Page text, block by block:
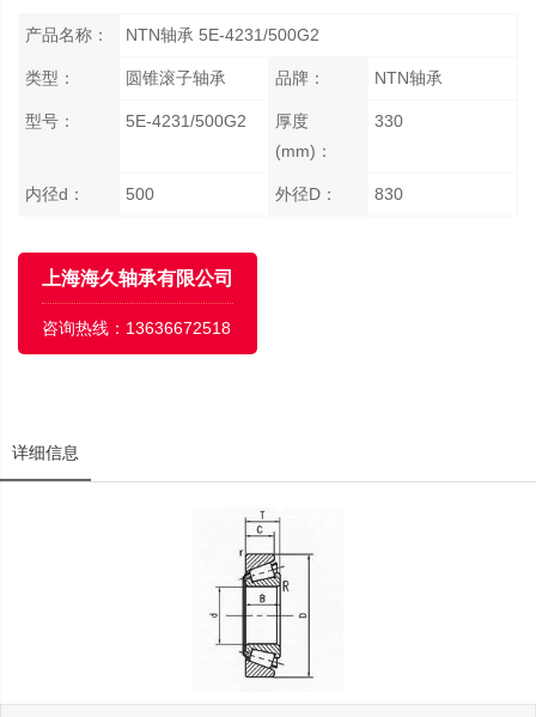
产品名称： NTN轴承 5E-4231/500G2
类型： 圆锥滚子轴承 品牌： NTN轴承
型号： 5E-4231/500G2
厚度
(mm)：
330
内径d： 500 外径D： 830
上海海久轴承有限公司
咨询热线： 13636672518
详细信息